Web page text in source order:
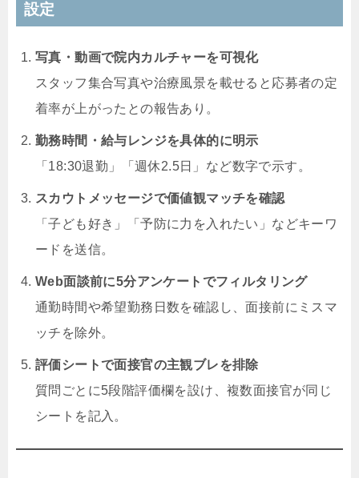
設定
写真・動画で院内カルチャーを可視化
スタッフ集合写真や治療風景を載せると応募者の定
着率が上がったとの報告あり。
勤務時間・給与レンジを具体的に明示
「18:30退勤」「週休2.5日」など数字で示す。
スカウトメッセージで価値観マッチを確認
「子ども好き」「予防に力を入れたい」などキーワ
ードを送信。
Web面談前に5分アンケートでフィルタリング
通勤時間や希望勤務日数を確認し、面接前にミスマ
ッチを除外。
評価シートで面接官の主観ブレを排除
質問ごとに5段階評価欄を設け、複数面接官が同じ
シートを記入。